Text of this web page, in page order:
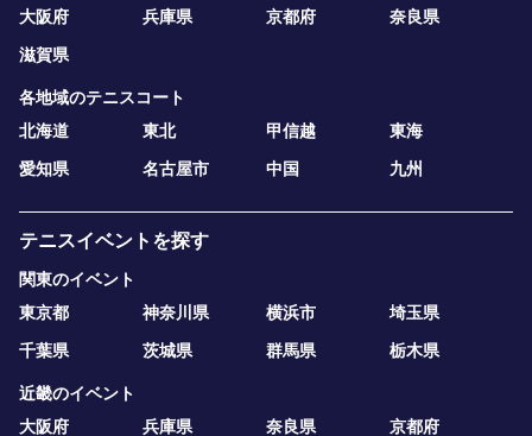
大阪府
兵庫県 京都府
奈良県
滋賀県
各地域のテニスコート
北海道
東北 甲信越
東海
愛知県
名古屋市 中国 九州
テニスイベントを探す
関東のイベント
東京都
神奈川県 横浜市
埼玉県
千葉県
茨城県 群馬県 栃木県
近畿のイベント
大阪府
兵庫県 奈良県 京都府